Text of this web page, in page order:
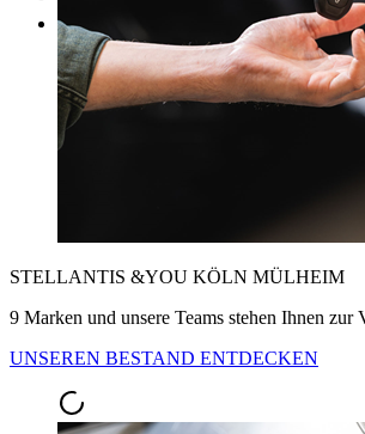
Mehr
STELLANTIS &YOU KÖLN MÜLHEIM
9 Marken und unsere Teams stehen Ihnen zur
UNSEREN BESTAND ENTDECKEN